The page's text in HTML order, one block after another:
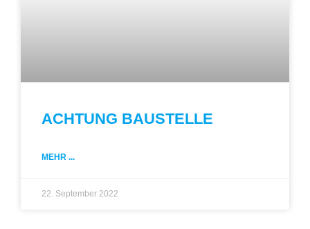
ACHTUNG BAUSTELLE
MEHR ...
22. September 2022